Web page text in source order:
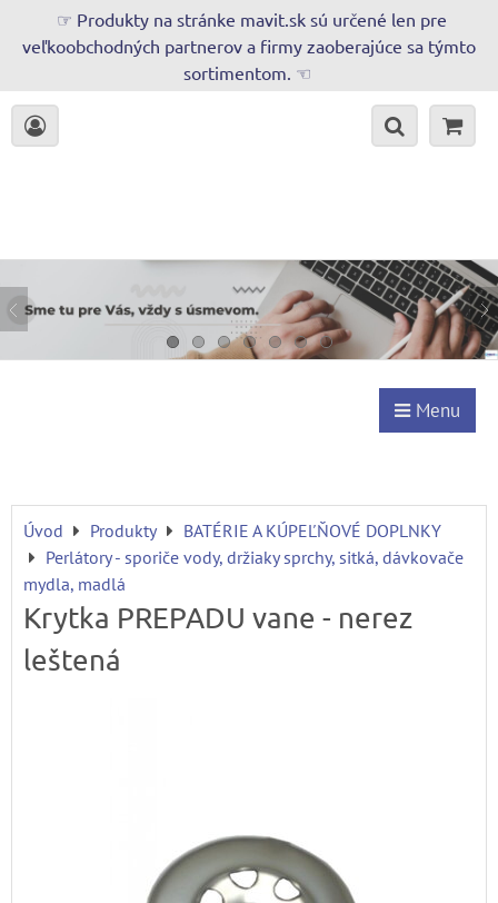
☞ Produkty na stránke mavit.sk sú určené len pre
veľkoobchodných partnerov a firmy zaoberajúce sa týmto
sortimentom. ☜
Menu
Úvod Produkty
BATÉRIE A KÚPEĽŇOVÉ DOPLNKY
Perlátory - sporiče vody, držiaky sprchy, sitká, dávkovače
mydla, madlá
Krytka PREPADU vane - nerez
leštená